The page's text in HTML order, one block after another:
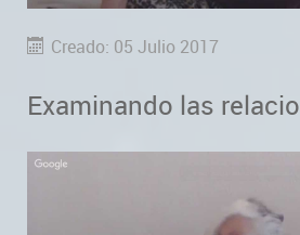
Creado: 05 Julio 2017
Examinando las